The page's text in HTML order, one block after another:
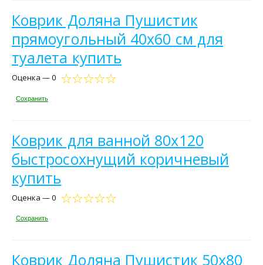
Коврик Доляна Пушистик
прямоугольный 40х60 см для
туалета купить
Оценка — 0
Сохранить
Коврик для ванной 80х120
быстросохнущий коричневый
купить
Оценка — 0
Сохранить
Коврик Доляна Пушистик 50x80